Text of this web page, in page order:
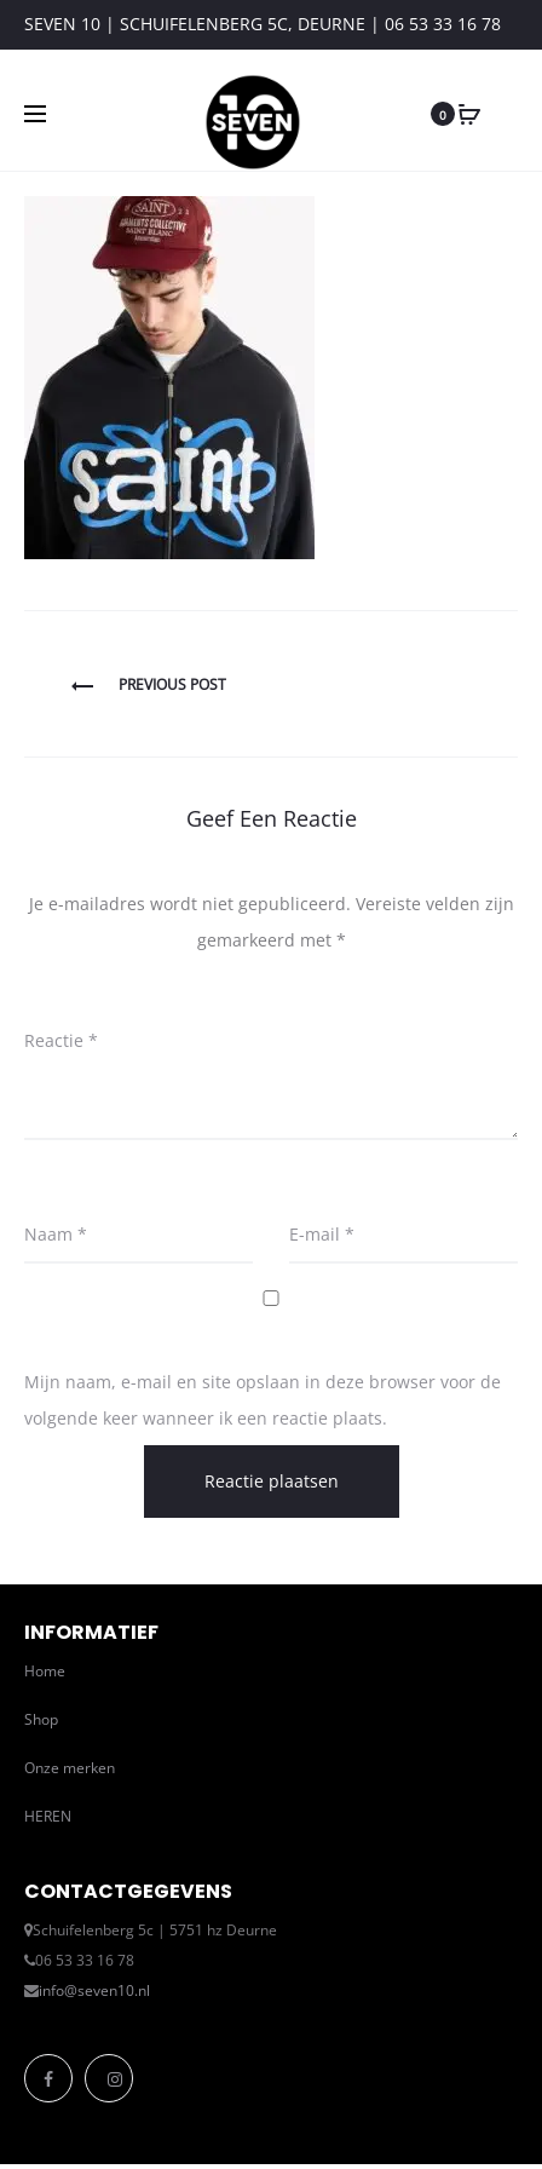
SEVEN 10 | SCHUIFELENBERG 5C, DEURNE | 06 53 33 16 78
0
BerichtPREVIOUS POST
Geef Een Reactie
Je e-mailadres wordt niet gepubliceerd. Vereiste velden zijn
gemarkeerd met *
Reactie *
Naam * E-mail *
Mijn naam, e-mail en site opslaan in deze browser voor de
volgende keer wanneer ik een reactie plaats.
INFORMATIEF
Home
Shop
Onze merken
HEREN
CONTACTGEGEVENS
Schuifelenberg 5c | 5751 hz Deurne
06 53 33 16 78
info@seven10.nl